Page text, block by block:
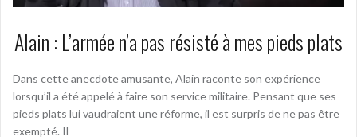
Alain : L’armée n’a pas résisté à mes pieds plats
Dans cette anecdote amusante, Alain raconte son expérience
lorsqu’il a été appelé à faire son service militaire. Pensant que ses
pieds plats lui vaudraient une réforme, il est surpris de ne pas être
exempté. Il